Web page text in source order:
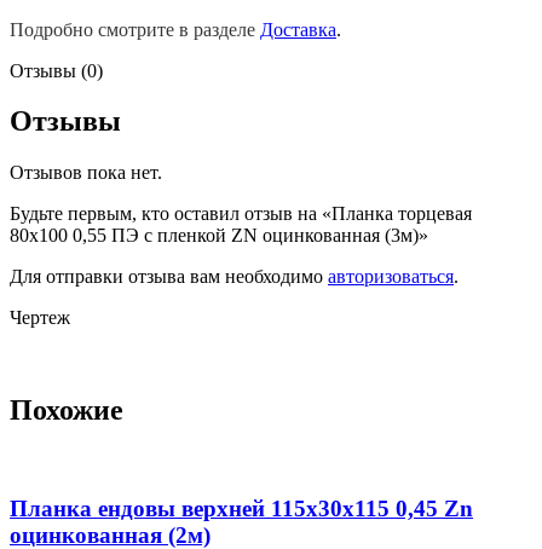
Подробно смотрите в разделе Доставка.
Отзывы (0)
Отзывы
Отзывов пока нет.
Будьте первым, кто оставил отзыв на «Планка торцевая
80х100 0,55 ПЭ с пленкой ZN оцинкованная (3м)»
Для отправки отзыва вам необходимо авторизоваться.
Чертеж
Похожие
Планка ендовы верхней 115х30х115 0,45 Zn
оцинкованная (2м)